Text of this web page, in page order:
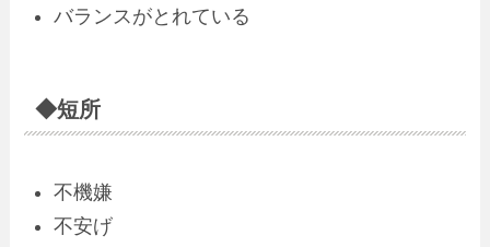
バランスがとれている
◆短所
不機嫌
不安げ